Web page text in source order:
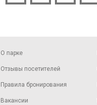
О парке
Отзывы посетителей
Правила бронирования
Вакансии